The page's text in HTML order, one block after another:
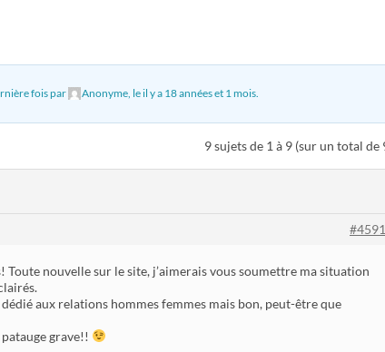
fois par Anonyme, leil y a 18 années et 1 mois.
9 sujets de 1 à 9 (sur un total de
#4591
nouvelle sur le site, j’aimerais vous soumettre ma situation
aux relations hommes femmes mais bon, peut-être que
grave!!